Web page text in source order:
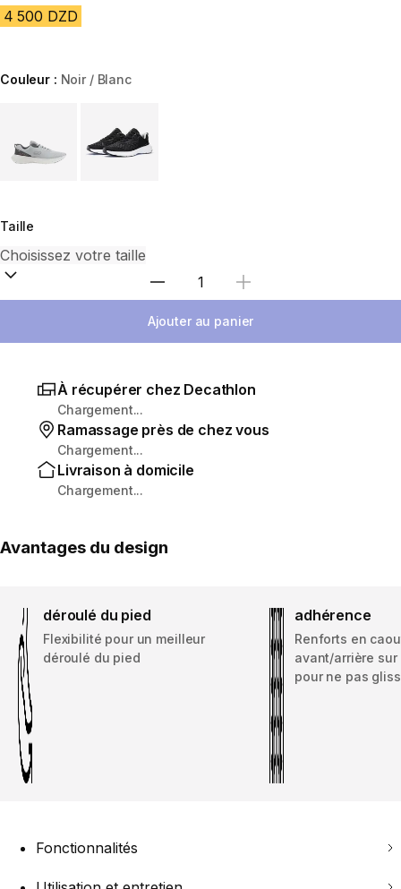
4 500 DZD
Couleur : Noir / Blanc
Taille
Sélectionnez la quantité
Ajouter au panier
À récupérer chez Decathlon
Chargement...
Ramassage près de chez vous
Chargement...
Livraison à domicile
Chargement...
Avantages du design
déroulé du pied
Flexibilité pour un meilleur
déroulé du pied
adhérence
Renforts en
avant/arrière sur
pour ne pas
Fonctionnalités